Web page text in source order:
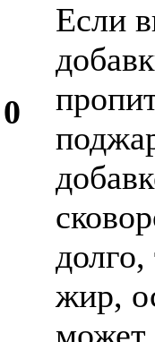
0
Если
жир,